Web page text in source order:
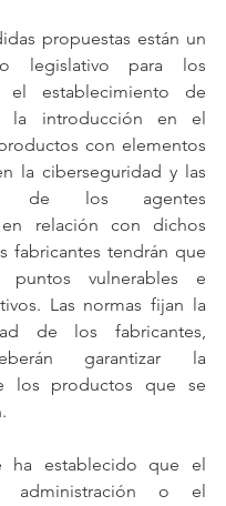
propuestas están un
legislativo para los
el establecimiento de
la introducción en el
con elementos
la ciberseguridad y las
de los agentes
relación con dichos
fabricantes tendrán que
puntos vulnerables e
Las normas fijan la
de los fabricantes,
garantizar la
los productos que se
ha establecido que el
administración o el